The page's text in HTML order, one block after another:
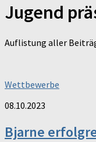
Jugend
Auflistung aller
Wettbewerbe
08.10.2023
Bjarne